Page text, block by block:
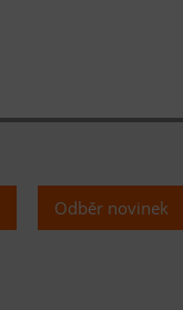
Odběr novinek